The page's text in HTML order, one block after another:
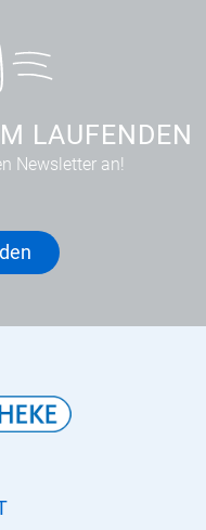
LAUFENDEN
Newsletter an!